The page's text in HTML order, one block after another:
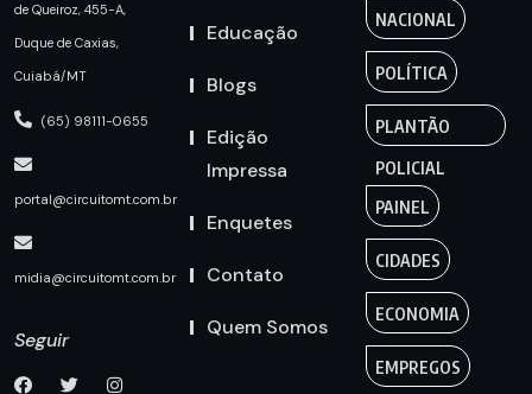
de Queiroz, 455-A,
Duque de Caxias,
Cuiabá/MT
(65) 98111-0655
portal@circuitomt.com.br
midia@circuitomt.com.br
Seguir
Educação
Blogs
Edição
Impressa
Enquetes
Contato
Quem Somos
NACIONAL
POLÍTICA
PLANTÃO
POLICIAL
PAINEL
CIDADES
ECONOMIA
EMPREGOS